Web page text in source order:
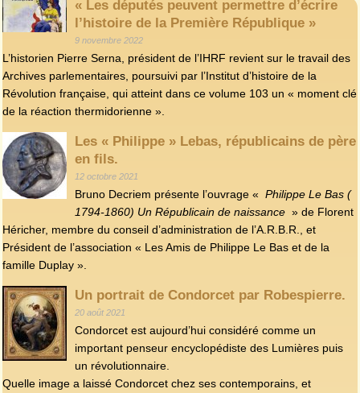
« Les députés peuvent permettre d’écrire
l’histoire de la Première République »
9 novembre 2022
L’historien Pierre Serna, président de l’IHRF revient sur le travail des
Archives parlementaires, poursuivi par l’Institut d’histoire de la
Révolution française, qui atteint dans ce volume 103 un « moment clé
de la réaction thermidorienne ».
Les « Philippe » Lebas, républicains de père
en fils.
12 octobre 2021
Bruno Decriem présente l’ouvrage « Philippe Le Bas (
1794-1860) Un Républicain de naissance » de Florent
Héricher, membre du conseil d’administration de l’A.R.B.R., et
Président de l’association « Les Amis de Philippe Le Bas et de la
famille Duplay ».
Un portrait de Condorcet par Robespierre.
20 août 2021
Condorcet est aujourd’hui considéré comme un
important penseur encyclopédiste des Lumières puis
un révolutionnaire.
Quelle image a laissé Condorcet chez ses contemporains, et